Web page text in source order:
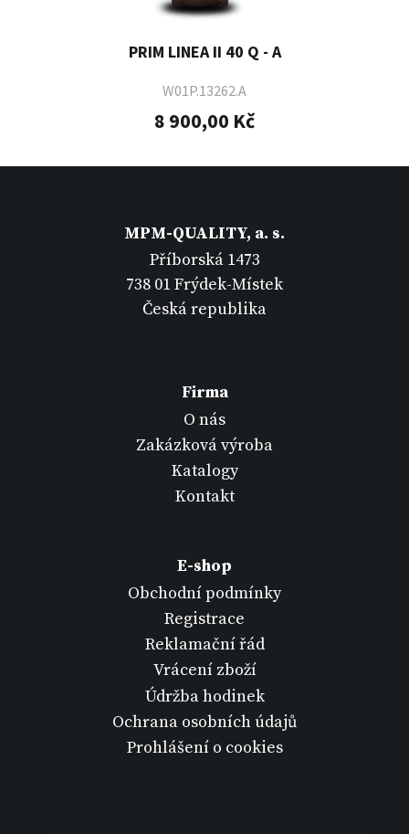
PRIM LINEA II 40 Q - A
W01P.13262.A
8 900,00 Kč
MPM-QUALITY, a. s.
Příborská 1473
738 01 Frýdek-Místek
Česká republika
Firma
O nás
Zakázková výroba
Katalogy
Kontakt
E-shop
Obchodní podmínky
Registrace
Reklamační řád
Vrácení zboží
Údržba hodinek
Ochrana osobních údajů
Prohlášení o cookies